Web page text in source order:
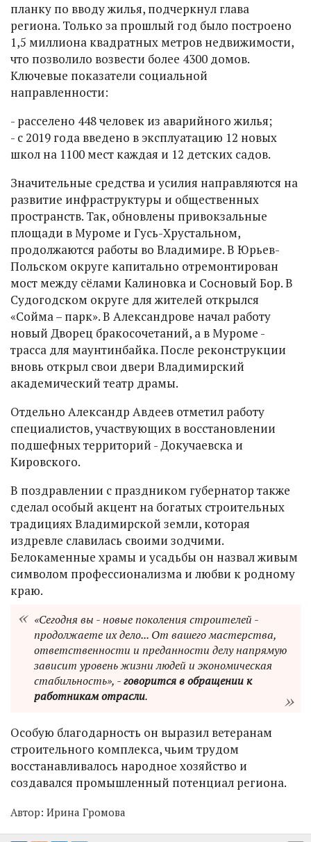
планку по вводу жилья, подчеркнул глава
региона. Только за прошлый год было построено
1,5 миллиона квадратных метров недвижимости,
что позволило возвести более 4300 домов.
Ключевые показатели социальной
направленности:
- расселено 448 человек из аварийного жилья;
- с 2019 года введено в эксплуатацию 12 новых
школ на 1100 мест каждая и 12 детских садов.
Значительные средства и усилия направляются на
развитие инфраструктуры и общественных
пространств. Так, обновлены привокзальные
площади в Муроме и Гусь-Хрустальном,
продолжаются работы во Владимире. В Юрьев-
Польском округе капитально отремонтирован
мост между сёлами Калиновка и Сосновый Бор. В
Судогодском округе для жителей открылся
«Сойма – парк». В Александрове начал работу
новый Дворец бракосочетаний, а в Муроме -
трасса для маунтинбайка. После реконструкции
вновь открыл свои двери Владимирский
академический театр драмы.
Отдельно Александр Авдеев отметил работу
специалистов, участвующих в восстановлении
подшефных территорий - Докучаевска и
Кировского.
В поздравлении с праздником губернатор также
сделал особый акцент на богатых строительных
традициях Владимирской земли, которая
издревле славилась своими зодчими.
Белокаменные храмы и усадьбы он назвал живым
символом профессионализма и любви к родному
краю.
«Сегодня вы - новые поколения строителей -
продолжаете их дело... От вашего мастерства,
ответственности и преданности делу напрямую
зависит уровень жизни людей и экономическая
стабильность», -говорится в обращении к
работникам отрасли.
Особую благодарность он выразил ветеранам
строительного комплекса, чьим трудом
восстанавливалось народное хозяйство и
создавался промышленный потенциал региона.
Автор: Ирина Громова